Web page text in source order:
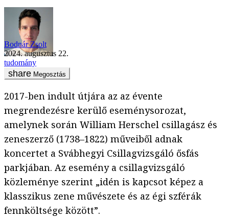
Bodnár Zsolt
2024. augusztus 22.
tudomány
Megosztás
2017-ben indult útjára az az évente
megrendezésre kerülő eseménysorozat,
amelynek során William Herschel csillagász és
zeneszerző (1738–1822) műveiből adnak
koncertet a Svábhegyi Csillagvizsgáló ősfás
parkjában. Az esemény a csillagvizsgáló
közleménye szerint „idén is kapcsot képez a
klasszikus zene művészete és az égi szférák
fennköltsége között”.